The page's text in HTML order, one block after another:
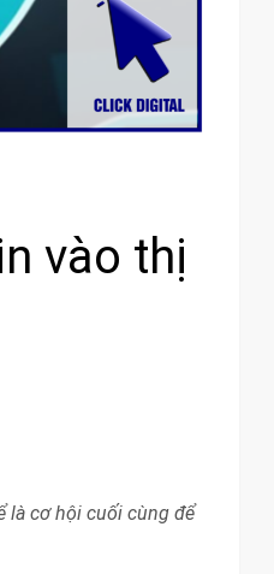
vào thị
là cơ hội cuối cùng để